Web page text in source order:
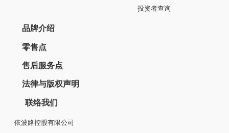
投资者查询
品牌介绍
零售点
售后服务点
法律与版权声明
联络我们
依波路控股有限公司